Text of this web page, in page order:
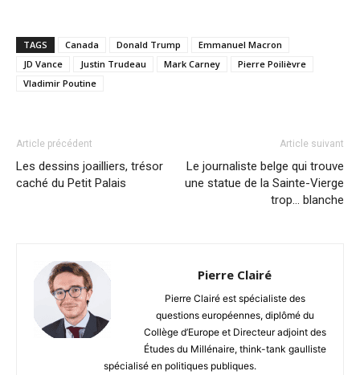
TAGS Canada Donald Trump
Emmanuel Macron
JD Vance
Justin Trudeau Mark Carney
Pierre Poilièvre
Vladimir Poutine
Article précédent
Les dessins joailliers, trésor
caché du Petit Palais
Article suivant
Le journaliste belge qui trouve
une statue de la Sainte-Vierge
trop… blanche
Pierre Clairé
Pierre Clairé est spécialiste des
questions européennes, diplômé du
Collège d’Europe et Directeur adjoint des
Études du Millénaire, think-tank gaulliste
spécialisé en politiques publiques.